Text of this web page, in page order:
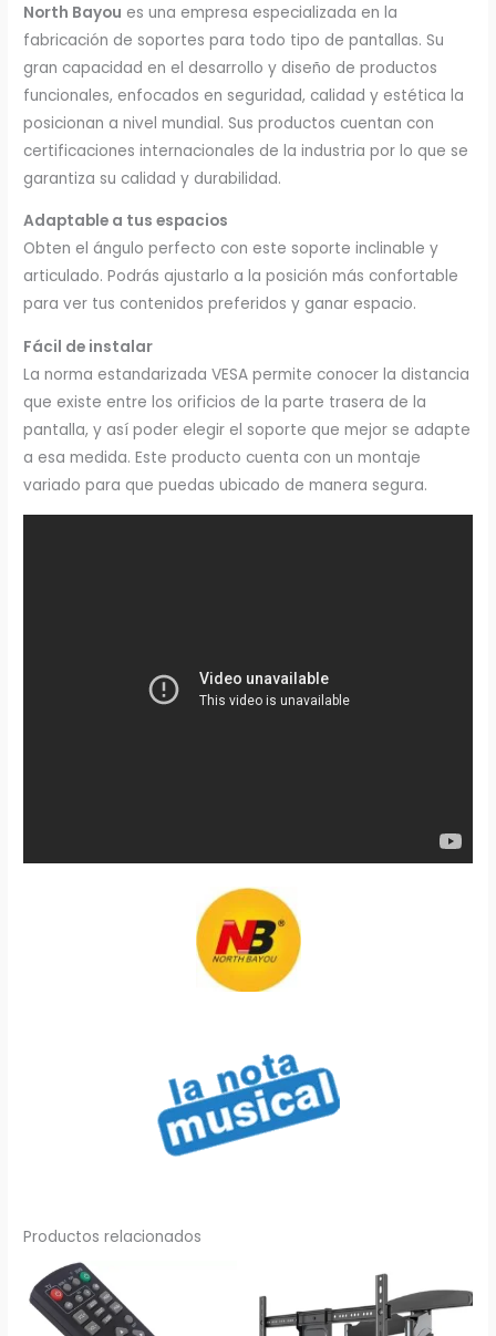
North Bayou es una empresa especializada en la
fabricación de soportes para todo tipo de pantallas. Su
gran capacidad en el desarrollo y diseño de productos
funcionales, enfocados en seguridad, calidad y estética la
posicionan a nivel mundial. Sus productos cuentan con
certificaciones internacionales de la industria por lo que se
garantiza su calidad y durabilidad.
Adaptable a tus espacios
Obten el ángulo perfecto con este soporte inclinable y
articulado. Podrás ajustarlo a la posición más confortable
para ver tus contenidos preferidos y ganar espacio.
Fácil de instalar
La norma estandarizada VESA permite conocer la distancia
que existe entre los orificios de la parte trasera de la
pantalla, y así poder elegir el soporte que mejor se adapte
a esa medida. Este producto cuenta con un montaje
variado para que puedas ubicado de manera segura.
Productos relacionados